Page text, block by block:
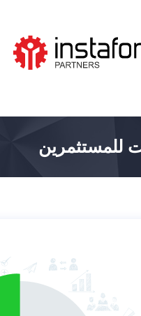
للمستثمرين